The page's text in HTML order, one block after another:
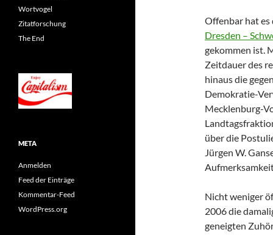
Offenbar hat es
Dresden –
gekommen ist.
Zeitdauer des
hinaus die
Demokratie-
Mecklenburg-
über die
Jürgen W.
Nicht weniger
2006 die
geneigten
Wortvogel
Zitatforschung
The End
META
Anmelden
Feed der Einträge
Kommentar-Feed
WordPress.org